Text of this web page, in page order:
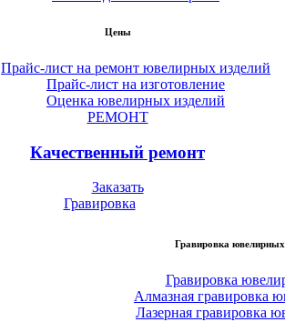
Цены
Прайс-лист на ремонт ювелирных изделий
Прайс-лист на изготовление
Оценка ювелирных изделий
РЕМОНТ
Качественный ремонт
Заказать
Гравировка
Гравировка ювелирных
Гравировка
Алмазная гравировка
Лазерная гравировка